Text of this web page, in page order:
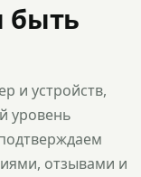
и устройств,
уровень
отзывами и